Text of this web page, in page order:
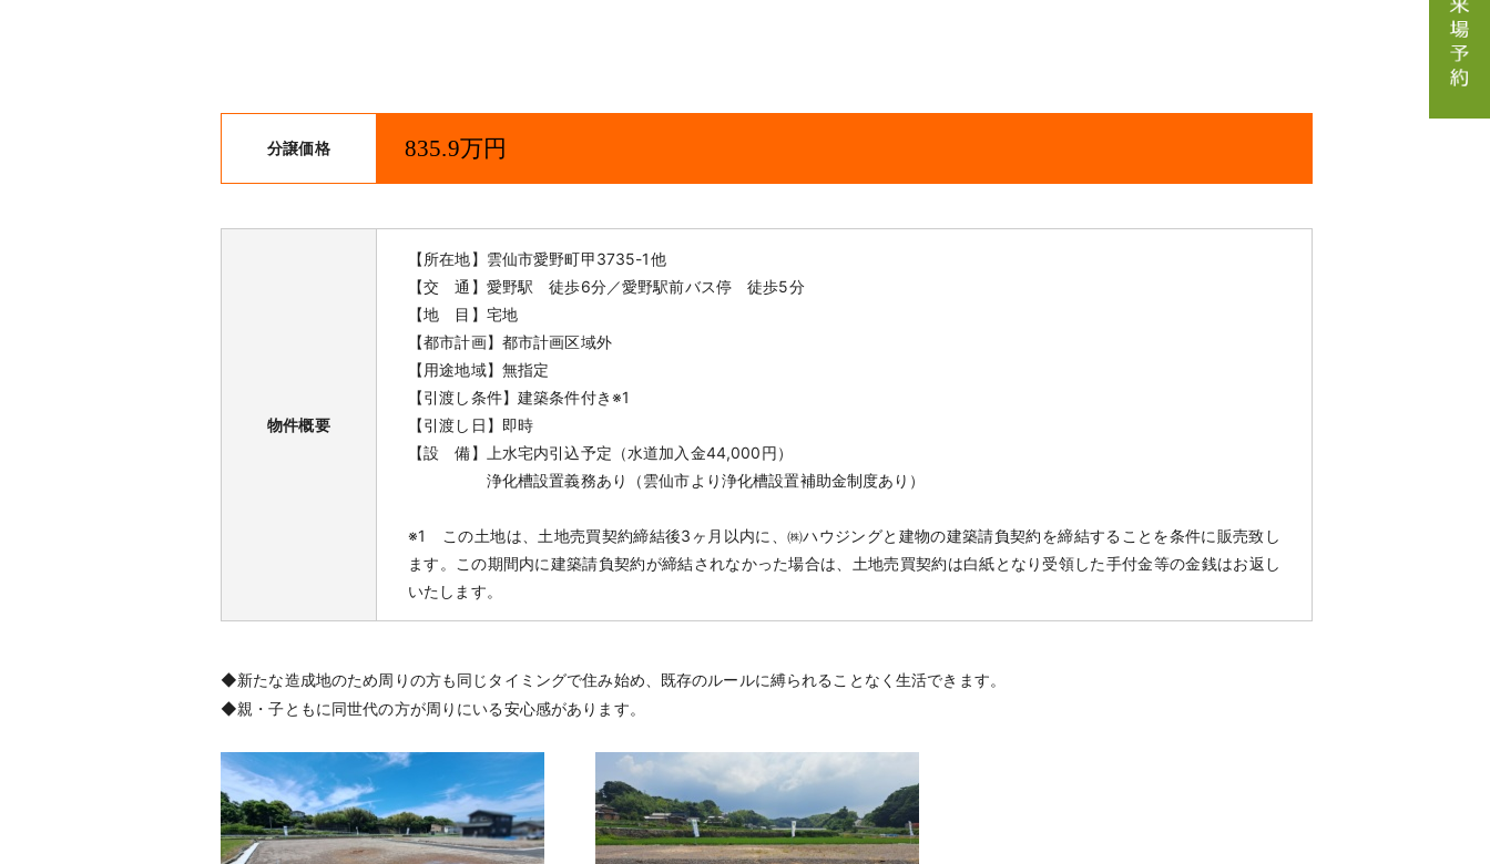
分譲価格 835.9万円
物件概要
【所在地】雲仙市愛野町甲3735-1他
【交 通】愛野駅 徒歩6分／愛野駅前バス停 徒歩5分
【地 目】宅地
【都市計画】都市計画区域外
【用途地域】無指定
【引渡し条件】建築条件付き※1
【引渡し日】即時
【設 備】上水宅内引込予定（水道加入金44,000円）
浄化槽設置義務あり（雲仙市より浄化槽設置補助金制度あり）
※1 この土地は、土地売買契約締結後3ヶ月以内に、㈱ハウジングと建物の建築請負契約を締結することを条件に販売致し
ます。この期間内に建築請負契約が締結されなかった場合は、土地売買契約は白紙となり受領した手付金等の金銭はお返し
いたします。
◆新たな造成地のため周りの方も同じタイミングで住み始め、既存のルールに縛られることなく生活できます。
◆親・子ともに同世代の方が周りにいる安心感があります。